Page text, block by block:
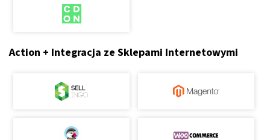
Action + Integracja ze Sklepami Internetowymi